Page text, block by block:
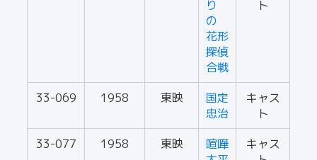
り
の
花形
探偵
合戦
ト
33-069 1958 東映
国定
忠治
キャス
ト
33-077
1958 東映
喧嘩
キャス